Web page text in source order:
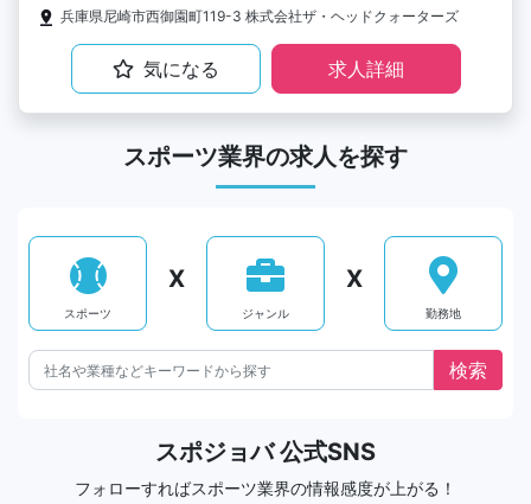
兵庫県尼崎市西御園町119-3 株式会社ザ・ヘッドクォーターズ
気になる 求人詳細
スポーツ業界の求人を探す
スポーツ
X
ジャンル
X
勤務地
スポジョバ 公式SNS
フォローすればスポーツ業界の情報感度が上がる！